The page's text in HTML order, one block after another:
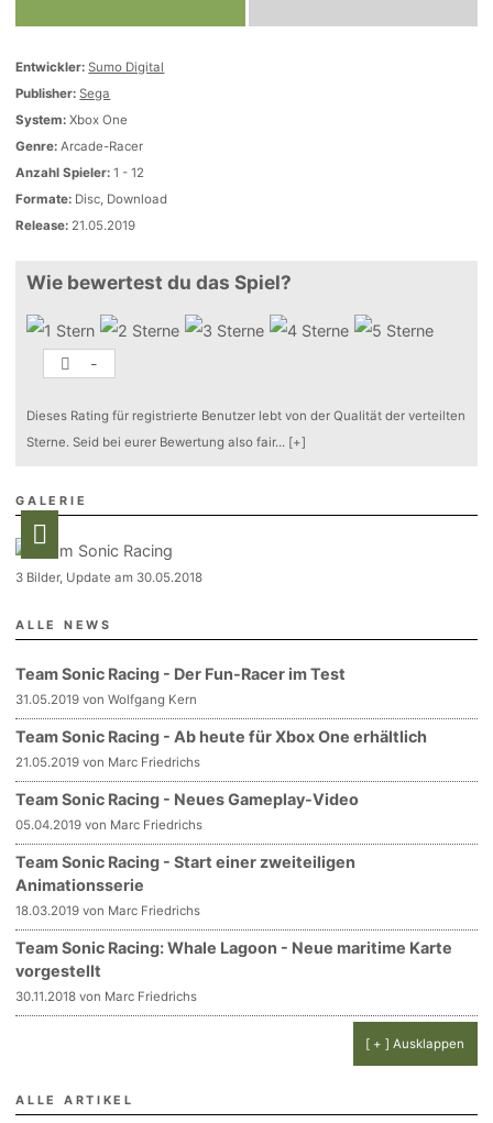
Entwickler: Sumo Digital
Publisher: Sega
System: Xbox One
Genre: Arcade-Racer
Anzahl Spieler: 1 - 12
Formate: Disc, Download
Release: 21.05.2019
Wie bewertest du das Spiel?
-
Dieses Rating für registrierte Benutzer lebt von der Qualität der verteilten
Sterne. Seid bei eurer Bewertung also fair... [+]
GALERIE
3 Bilder, Update am 30.05.2018
ALLE NEWS
Team Sonic Racing - Der Fun-Racer im Test
31.05.2019 von Wolfgang Kern
Team Sonic Racing - Ab heute für Xbox One erhältlich
21.05.2019 von Marc Friedrichs
Team Sonic Racing - Neues Gameplay-Video
05.04.2019 von Marc Friedrichs
Team Sonic Racing - Start einer zweiteiligen
Animationsserie
18.03.2019 von Marc Friedrichs
Team Sonic Racing: Whale Lagoon - Neue maritime Karte
vorgestellt
30.11.2018 von Marc Friedrichs
[ + ] Ausklappen
ALLE ARTIKEL